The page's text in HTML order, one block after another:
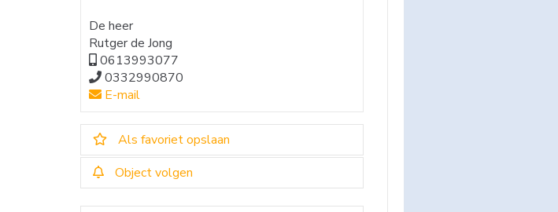
De heer
Rutger de Jong
0613993077
0332990870
E-mail
Als favoriet opslaan
Object volgen